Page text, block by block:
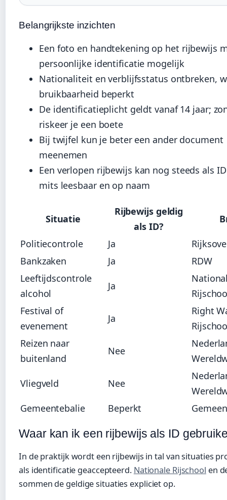
Belangrijkste inzichten
Een foto en handtekening op het rijbewijs
persoonlijke identificatie mogelijk
Nationaliteit en verblijfsstatus ontbreken,
bruikbaarheid beperkt
De identificatieplicht geldt vanaf 14 jaar;
riskeer je een boete
Bij twijfel kun je beter een ander document
meenemen
Een verlopen rijbewijs kan nog steeds als
mits leesbaar en op naam
Situatie
Rijbewijs geldig
als ID?
Politiecontrole Ja
Bankzaken
Ja
RDW
Leeftijdscontrole
alcohol
Ja
Festival of
evenement
Ja
Right
Reizen naar
buitenland
Nee
Vliegveld Nee
Gemeentebalie
Beperkt
Waar kan ik een rijbewijs als ID
In de praktijk wordt een rijbewijs in tal van situaties
als identificatie geaccepteerd. Nationale Rijschool en
sommen de geldige situaties expliciet op.